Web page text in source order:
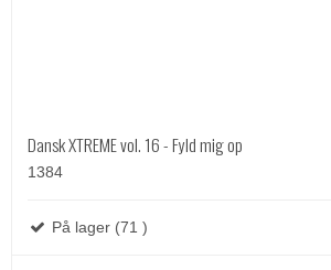
Dansk XTREME vol. 16 - Fyld mig op
1384
På lager (71 )